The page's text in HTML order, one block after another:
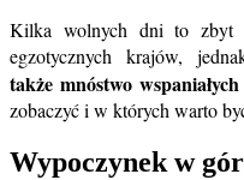
Kilka wolnych dni to zbyt
egzotycznych krajów,
także mnóstwo
zobaczyć i w których warto
Wypoczynek w